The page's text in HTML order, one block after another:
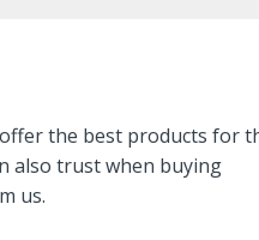
the best products for
also trust when buying
us.